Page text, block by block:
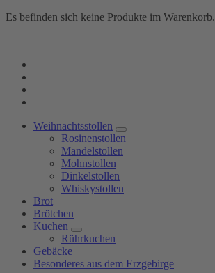
Es befinden sich keine Produkte im Warenkorb.
Weihnachtsstollen
Rosinenstollen
Mandelstollen
Mohnstollen
Dinkelstollen
Whiskystollen
Brot
Brötchen
Kuchen
Rührkuchen
Gebäcke
Besonderes aus dem Erzgebirge